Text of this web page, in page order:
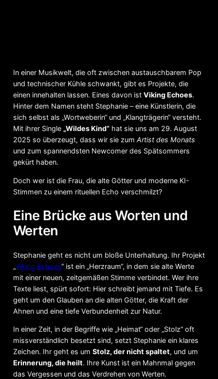
In einer Musikwelt, die oft zwischen austauschbarem Pop
und technischer Kühle schwankt, gibt es Projekte, die
einen innehalten lassen. Eines davon ist Viking Echoes.
Hinter dem Namen steht Stephanie – eine Künstlerin, die
sich selbst als „Wortweberin“ und „Klangträgerin“ versteht.
Mit ihrer Single „Wildes Kind“hat sie uns am 29. August
2025 so überzeugt, dass wir sie zum Artist des Monats
und zum spannendsten Newcomer des Spätsommers
gekürt haben.
Doch wer ist die Frau, die alte Götter und moderne KI-
Stimmen zu einem rituellen Echo verschmilzt?
Eine Brücke aus Worten und
Werten
Stephanie geht es nicht um bloße Unterhaltung. Ihr Projekt
„Viking Echoes“ ist ein „Herzraum“, in dem sie alte Werte
mit einer neuen, zeitgemäßen Stimme verbindet. Wer ihre
Texte liest, spürt sofort: Hier schreibt jemand mit Tiefe. Es
geht um den Glauben an die alten Götter, die Kraft der
Ahnen und eine tiefe Verbundenheit zur Natur.
In einer Zeit, in der Begriffe wie „Heimat“ oder „Stolz“ oft
missverständlich besetzt sind, setzt Stephanie ein klares
Zeichen. Ihr geht es um Stolz, der nicht spaltet, und um
Erinnerung, die heilt. Ihre Kunst ist ein Mahnmal gegen
das Vergessen und das Verdrehen von Werten.